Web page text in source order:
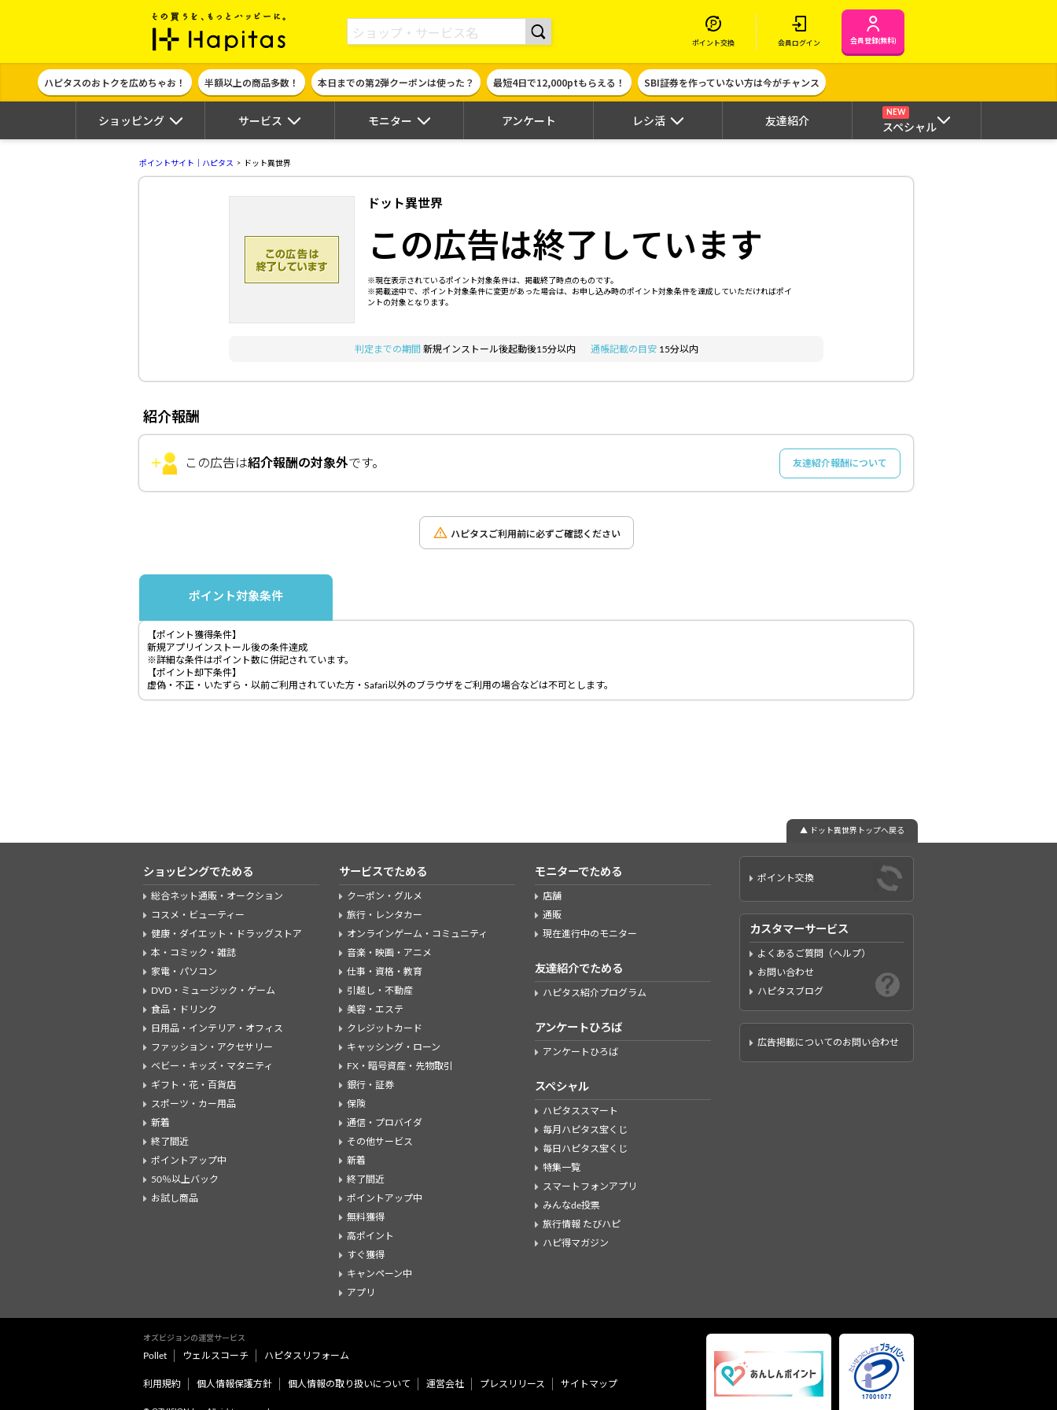
ポイント貯めて現金やギフト券に交換できるポイントサイト | ハピタス
ポイント交換 会員ログイン 会員登録(無料)
ハピタスのおトクを広めちゃお！ 半額以上の商品多数！ 本日までの第2弾クーポンは使った？ 最短4日で12,000ptもらえる！ SBI証券を作っていない方は今がチャンス
ショッピング サービス モニター アンケート レシ活 友達紹介
NEW
スペシャル
ポイントサイト｜ハピタス ドット異世界
ドット異世界
この広告は終了しています
※現在表示されているポイント対象条件は、掲載終了時点のものです。
※掲載途中で、ポイント対象条件に変更があった場合は、お申し込み時のポイント対象条件を達成していただければポイ
ントの対象となります。
判定までの期間 新規インストール後起動後15分以内 通帳記載の目安 15分以内
紹介報酬
この広告は紹介報酬の対象外です。 友達紹介報酬について
ハピタスご利用前に必ずご確認ください
ポイント対象条件
【ポイント獲得条件】
新規アプリインストール後の条件達成
※詳細な条件はポイント数に併記されています。
【ポイント却下条件】
虚偽・不正・いたずら・以前ご利用されていた方・Safari以外のブラウザをご利用の場合などは不可とします。
▲ ドット異世界トップへ戻る
ショッピングでためる
総合ネット通販・オークション
コスメ・ビューティー
健康・ダイエット・ドラッグストア
本・コミック・雑誌
家電・パソコン
DVD・ミュージック・ゲーム
食品・ドリンク
日用品・インテリア・オフィス
ファッション・アクセサリー
ベビー・キッズ・マタニティ
ギフト・花・百貨店
スポーツ・カー用品
新着
終了間近
ポイントアップ中
50％以上バック
お試し商品
サービスでためる
クーポン・グルメ
旅行・レンタカー
オンラインゲーム・コミュニティ
音楽・映画・アニメ
仕事・資格・教育
引越し・不動産
美容・エステ
クレジットカード
キャッシング・ローン
FX・暗号資産・先物取引
銀行・証券
保険
通信・プロバイダ
その他サービス
新着
終了間近
ポイントアップ中
無料獲得
高ポイント
すぐ獲得
キャンペーン中
アプリ
モニターでためる
店舗
通販
現在進行中のモニター
友達紹介でためる
ハピタス紹介プログラム
アンケートひろば
アンケートひろば
スペシャル
ハピタススマート
毎月ハピタス宝くじ
毎日ハピタス宝くじ
特集一覧
スマートフォンアプリ
みんなde投票
旅行情報 たびハピ
ハピ得マガジン
ポイント交換
カスタマーサービス
よくあるご質問（ヘルプ）
お問い合わせ
ハピタスブログ
広告掲載についてのお問い合わせ
オズビジョンの運営サービス
Pollet ウェルスコーチ ハピタスリフォーム
利用規約 個人情報保護方針 個人情報の取り扱いについて 運営会社 プレスリリース サイトマップ